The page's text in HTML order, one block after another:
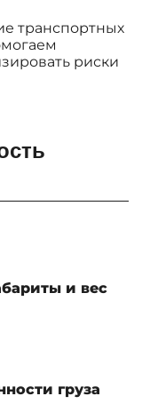
транспортных
риски
и вес
груза